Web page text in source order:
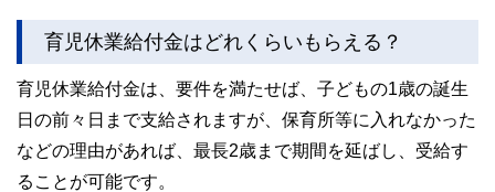
育児休業給付金はどれくらいもらえる？
育児休業給付金は、要件を満たせば、子どもの1歳の誕生
日の前々日まで支給されますが、保育所等に入れなかった
などの理由があれば、最長2歳まで期間を延ばし、受給す
ることが可能です。